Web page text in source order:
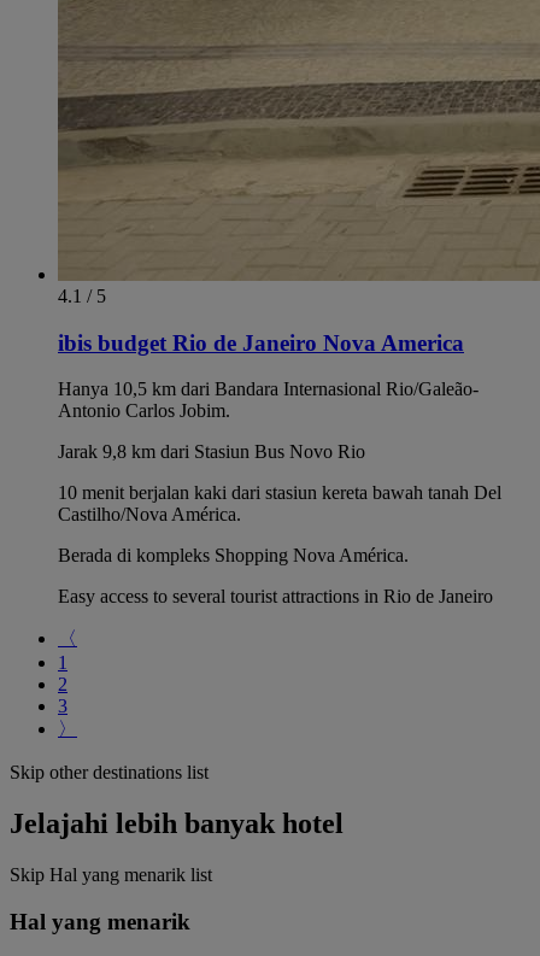
4.1 / 5
ibis budget Rio de Janeiro Nova America
Hanya 10,5 km dari Bandara Internasional Rio/Galeão-
Antonio Carlos Jobim.
Jarak 9,8 km dari Stasiun Bus Novo Rio
10 menit berjalan kaki dari stasiun kereta bawah tanah Del
Castilho/Nova América.
Berada di kompleks Shopping Nova América.
Easy access to several tourist attractions in Rio de Janeiro
〈
1
2
3
〉
Skip other destinations list
Jelajahi lebih banyak hotel
Skip Hal yang menarik list
Hal yang menarik